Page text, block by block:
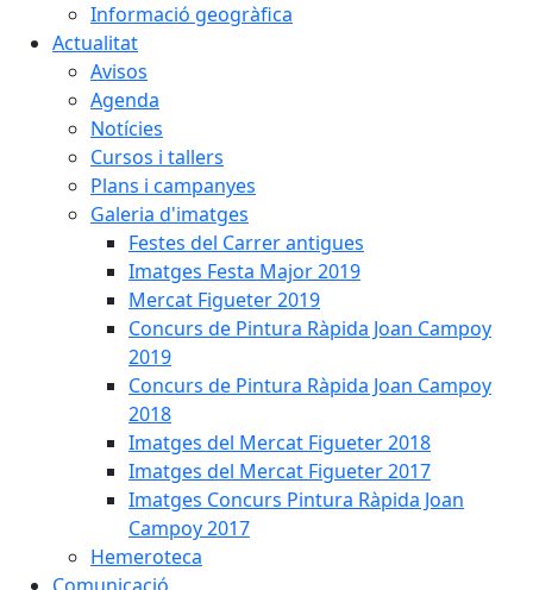
Informació geogràfica
Actualitat
Avisos
Agenda
Notícies
Cursos i tallers
Plans i campanyes
Galeria d'imatges
Festes del Carrer antigues
Imatges Festa Major 2019
Mercat Figueter 2019
Concurs de Pintura Ràpida Joan Campoy
2019
Concurs de Pintura Ràpida Joan Campoy
2018
Imatges del Mercat Figueter 2018
Imatges del Mercat Figueter 2017
Imatges Concurs Pintura Ràpida Joan
Campoy 2017
Hemeroteca